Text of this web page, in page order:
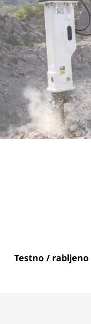
Testno / rabljeno